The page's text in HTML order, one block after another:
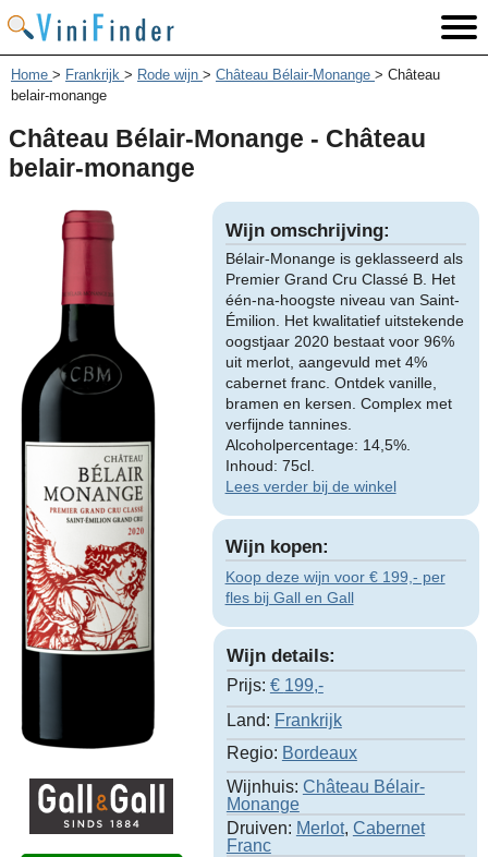
Home > Frankrijk > Rode wijn > Château Bélair-Monange > Château
belair-monange
Château Bélair-Monange - Château
belair-monange
Wijn omschrijving:
Bélair-Monange is geklasseerd als
Premier Grand Cru Classé B. Het
één-na-hoogste niveau van Saint-
Émilion. Het kwalitatief uitstekende
oogstjaar 2020 bestaat voor 96%
uit merlot, aangevuld met 4%
cabernet franc. Ontdek vanille,
bramen en kersen. Complex met
verfijnde tannines.
Alcoholpercentage: 14,5%.
Inhoud: 75cl.
Lees verder bij de winkel
Wijn kopen:
Koop deze wijn voor € 199,- per
fles bij Gall en Gall
Wijn details:
Prijs: € 199,-
Land: Frankrijk
Regio: Bordeaux
Wijnhuis: Château Bélair-
Monange
Druiven: Merlot, Cabernet
Franc